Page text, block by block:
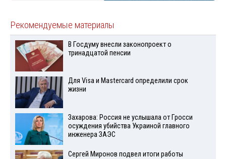
Рекомендуемые материалы
В Госдуму внесли законопроект о
тринадцатой пенсии
Для Visа и Mastercard определили срок
жизни
Захарова: Россия не услышала от Гросси
осуждения убийства Украиной главного
инженера ЗАЭС
Сергей Миронов подвел итоги работы